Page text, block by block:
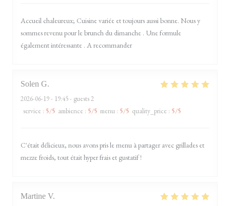
Accueil chaleureux; Cuisine variée et toujours aussi bonne. Nous y
sommes revenu pour le brunch du dimanche . Une formule
également intéressante . A recommander
Solen G
2026-06-19- 19:45 - guests 2
service : 5/5 ambience : 5/5 menu : 5/5 quality_price : 5/5
C'était délicieux, nous avons pris le menu à partager avec grillades et
mezze froids, tout était hyper frais et gustatif !
Martine V